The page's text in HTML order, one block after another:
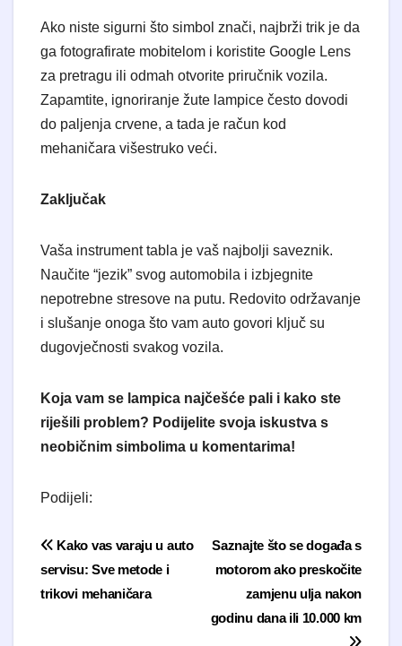
​Ako niste sigurni što simbol znači, najbrži trik je da
ga fotografirate mobitelom i koristite Google Lens
za pretragu ili odmah otvorite priručnik vozila.
Zapamtite, ignoriranje žute lampice često dovodi
do paljenja crvene, a tada je račun kod
mehaničara višestruko veći.
Zaključak
Vaša instrument tabla je vaš najbolji saveznik.
Naučite “jezik” svog automobila i izbjegnite
nepotrebne stresove na putu. Redovito održavanje
i slušanje onoga što vam auto govori ključ su
dugovječnosti svakog vozila.
Koja vam se lampica najčešće pali i kako ste
riješili problem? Podijelite svoja iskustva s
neobičnim simbolima u komentarima!
Podijeli:
Navigacija objavaSaznajte što se događa s
motorom ako preskočite
zamjenu ulja nakon
godinu dana ili 10.000 km
Kako vas varaju u auto
servisu: Sve metode i
trikovi mehaničara